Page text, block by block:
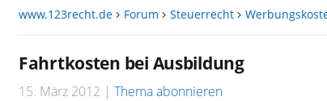
www.123recht.de Forum Steuerrecht
Fahrtkosten bei Ausbildung
15. März 2012 Thema abonnieren